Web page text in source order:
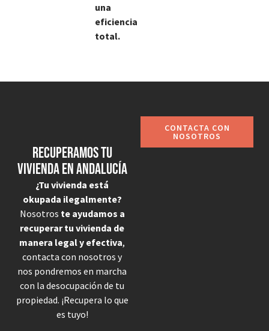
una
eficiencia
total.
Recuperamos tu
vivienda en Andalucía
¿Tu vivienda está
okupada ilegalmente?
Nosotros te ayudamos a
recuperar tu vivienda de
manera legal y efectiva,
contacta con nosotros y
nos pondremos en marcha
con la desocupación de tu
propiedad. ¡Recupera lo que
es tuyo!
CONTACTA CON
NOSOTROS